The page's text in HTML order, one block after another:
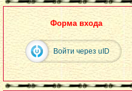
Форма входа
Войти через uID